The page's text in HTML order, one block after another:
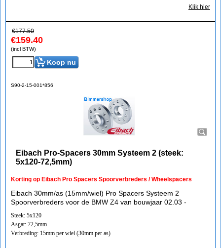
Klik hier
€177.50
€159.40
(incl BTW)
Koop nu
S90-2-15-001*856
Eibach Pro-Spacers 30mm Systeem 2 (steek:
5x120-72,5mm)
Korting op Eibach Pro Spacers Spoorverbreders / Wheelspacers
Eibach 30mm/as (15mm/wiel) Pro Spacers Systeem 2
Spoorverbreders voor de BMW Z4 van bouwjaar 02.03 -
Steek: 5x120
Asgat: 72,5mm
Verbreding: 15mm per wiel (30mm per as)